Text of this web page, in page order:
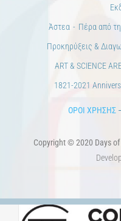
Άστεα
Πέρα από
Προκηρύξεις &
ART & SCIENCE
1821-2021
ΟΡΟΙ ΧΡΗΣΗΣ
Copyright © 2020 Days of